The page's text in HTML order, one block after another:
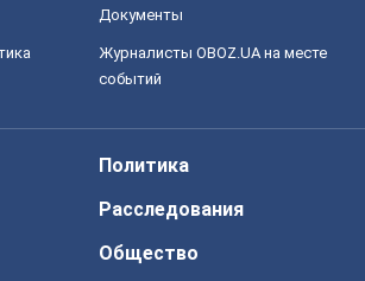
Документы
Журналисты OBOZ.UA на месте
событий
Политика
Расследования
Общество